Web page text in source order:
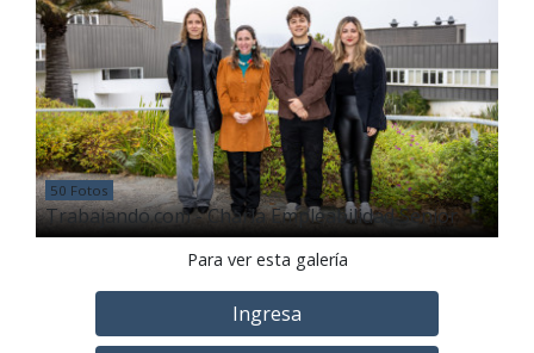
50 Fotos
Trabajando.com - Charla Empleabilidad Senior
Para ver esta galería
Ingresa